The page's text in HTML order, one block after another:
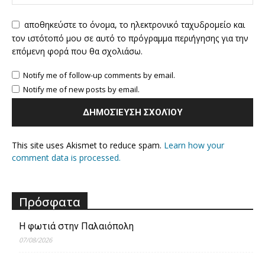
αποθηκεύστε το όνομα, το ηλεκτρονικό ταχυδρομείο και
τον ιστότοπό μου σε αυτό το πρόγραμμα περιήγησης για την
επόμενη φορά που θα σχολιάσω.
Notify me of follow-up comments by email.
Notify me of new posts by email.
This site uses Akismet to reduce spam. Learn how your
comment data is processed.
Πρόσφατα
Η φωτιά στην Παλαιόπολη
07/08/2026